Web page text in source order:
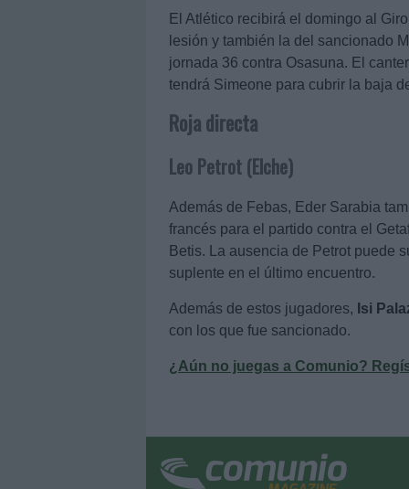
El Atlético recibirá el domingo al
lesión y también la del sancionado
jornada 36 contra Osasuna. El
tendrá Simeone para cubrir la baja
Roja directa
Leo Petrot (Elche)
Además de Febas, Eder Sarabia
francés para el partido contra el
Betis. La ausencia de Petrot puede
suplente en el último encuentro.
Además de estos jugadores, Isi
con los que fue sancionado.
¿Aún no juegas a Comunio?